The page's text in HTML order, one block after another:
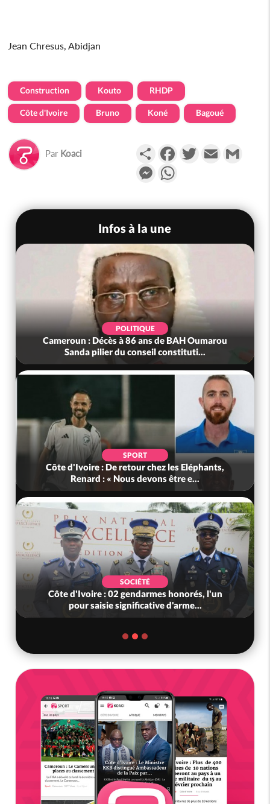
Jean Chresus, Abidjan
Construction Kouto RHDP
Côte d'Ivoire Bruno Koné Bagoué
Par Koaci PartagerFacebookTwitterEmail
Messenger
Infos à la une
POLITIQUE
Cameroun : Décès à 86 ans de BAH Oumarou
Sanda pilier du conseil constituti...
SPORT
Côte d'Ivoire : De retour chez les Eléphants,
Renard : « Nous devons être e...
SOCIÉTÉ
Côte d'Ivoire : 02 gendarmes honorés, l'un
pour saisie significative d'arme...